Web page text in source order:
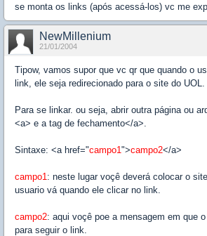
se monta os links (após acessá-los) vc me
NewMillenium
21/01/2004
Tipow, vamos supor que vc qr que quando o
link, ele seja redirecionado para o site do UOL.
Para se linkar. ou seja, abrir outra página ou
<a> e a tag de fechamento</a>.
Sintaxe: <a href="campo1 ">campo2</a>
campo1 : neste lugar voçê deverá colocar o
usuario vá quando ele clicar no link.
campo2: aqui voçê poe a mensagem em que
para seguir o link.